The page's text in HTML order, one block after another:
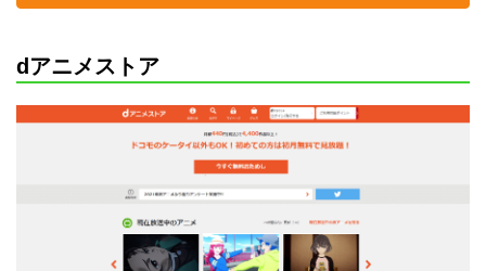
dアニメストア